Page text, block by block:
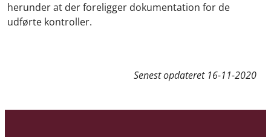
herunder at der foreligger dokumentation for de
udførte kontroller.
Senest opdateret 16-11-2020